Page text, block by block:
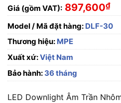
Giá (gồm VAT): 897,600₫
Model / Mã đặt hàng: DLF-30
Thương hiệu: MPE
Xuất xứ:Việt Nam
Bảo hành: 36 tháng
LED Downlight Âm Trần